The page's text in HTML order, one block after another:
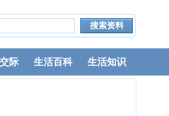
际 生活百科 生活知识